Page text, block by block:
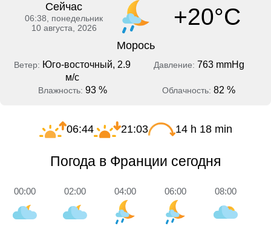
Сейчас
06:38, понедельник
10 августа, 2026
+20°C
Морось
Ветер: Юго-восточный, 2.9
м/с
Давление: 763 mmHg
Влажность: 93 % Облачность: 82 %
06:44 21:03 14 h 18 min
Погода в Франции сегодня
00:00 02:00 04:00 06:00 08:00